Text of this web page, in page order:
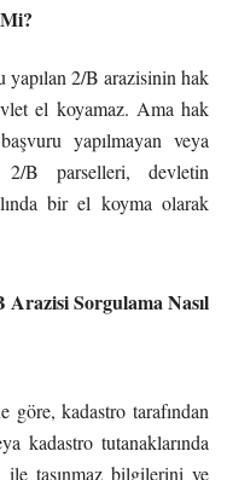
yapılan 2/B arazisinin hak
el koyamaz. Ama hak
yapılmayan veya
2/B parselleri, devletin
bir el koyma olarak
Sorgulama Nasıl
kadastro tarafından
kadastro tutanaklarında
taşınmaz bilgilerini ve